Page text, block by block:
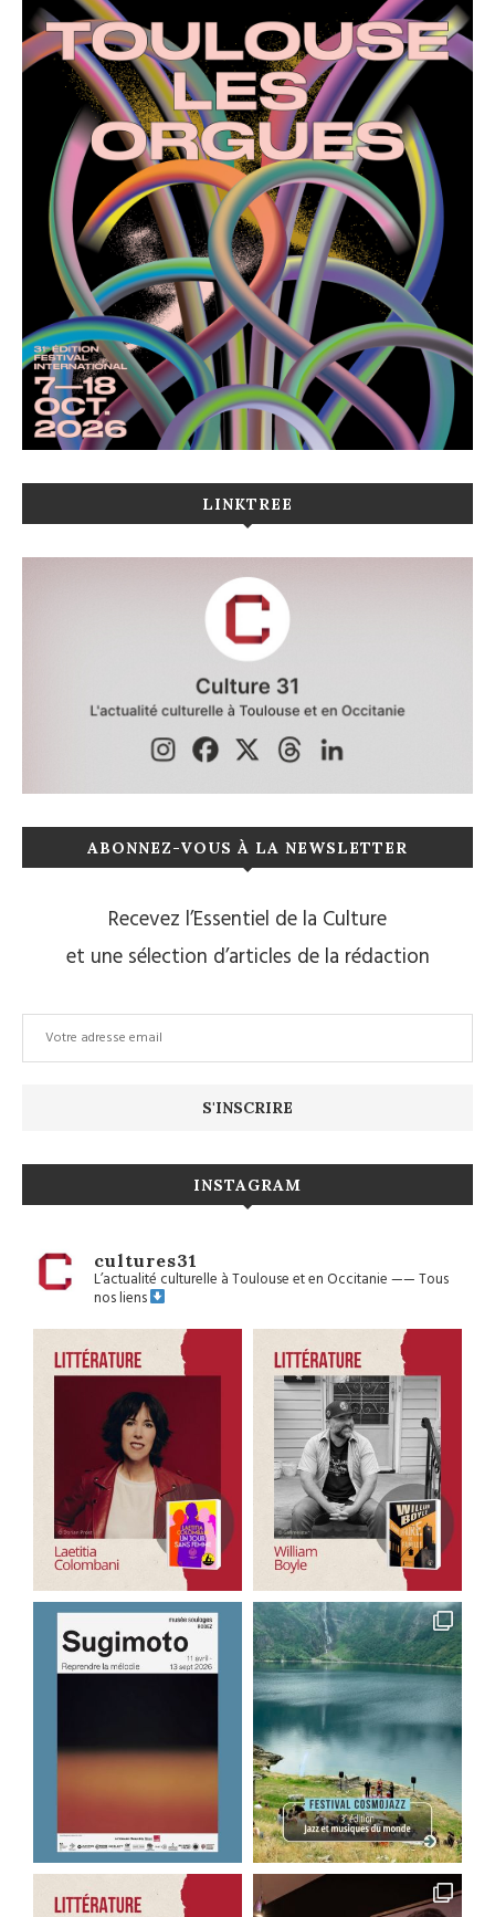
LINKTREE
ABONNEZ-VOUS À LA NEWSLETTER
Recevez l’Essentiel de la Culture
et une sélection d’articles de la rédaction
INSTAGRAM
cultures31
L’actualité culturelle à Toulouse et en Occitanie——Tous
nos liens